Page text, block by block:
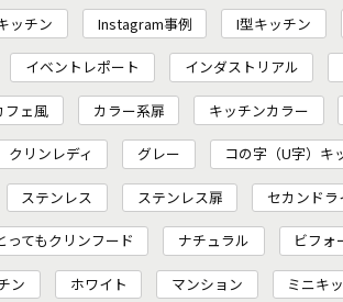
ッチン Instagram事例 I型キッチン
イベントレポート インダストリアル
フェ風 カラー系扉 キッチンカラー
クリンレディ グレー コの字（U字）キ
ステンレス ステンレス扉 セカンドラ
ってもクリンフード ナチュラル ビフォ
ン ホワイト マンション ミニキ